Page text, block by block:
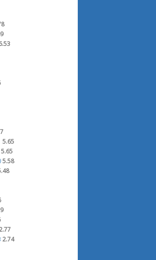
5.65
5.65
5.58
2.74